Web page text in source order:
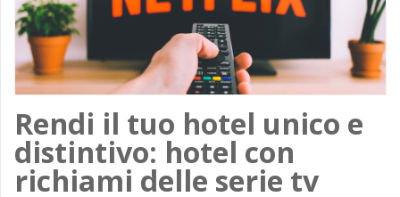
Rendi il tuo hotel unico e
distintivo: hotel con
richiami delle serie tv